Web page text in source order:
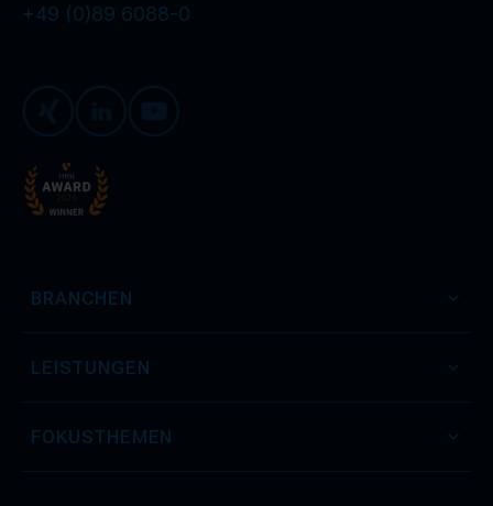
+49 (0)89 6088-0
BRANCHEN
LEISTUNGEN
FOKUSTHEMEN